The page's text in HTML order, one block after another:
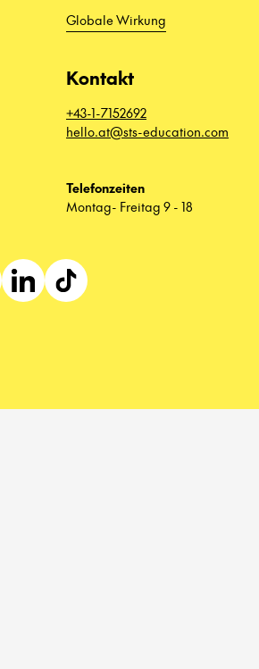
Globale Wirkung
Kontakt
+43-1-7152692
hello.at@sts-education.com
Telefonzeiten
Montag- Freitag 9 - 18